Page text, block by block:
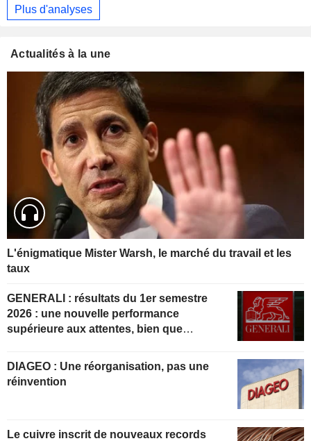
Plus d'analyses
Actualités à la une
L'énigmatique Mister Warsh, le marché du travail et les
taux
GENERALI : résultats du 1er semestre
2026 : une nouvelle performance
supérieure aux attentes, bien que
DIAGEO : Une réorganisation, pas une
réinvention
Le cuivre inscrit de nouveaux records